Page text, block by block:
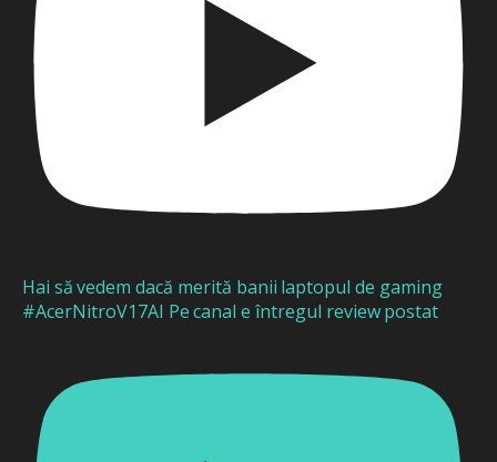
Hai să vedem dacă merită banii laptopul de gaming
#AcerNitroV17AI Pe canal e întregul review postat